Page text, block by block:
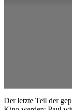
Der letzte Teil der